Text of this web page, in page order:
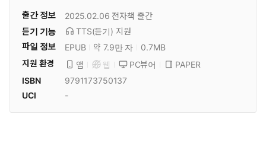
출간 정보 2025.02.06 전자책 출간
듣기 기능
TTS(듣기) 지원
파일 정보
EPUB 약 7.9만 자
0.7MB
지원 환경
앱 웹 PC뷰어
PAPER
ISBN
9791173750137
UCI
-